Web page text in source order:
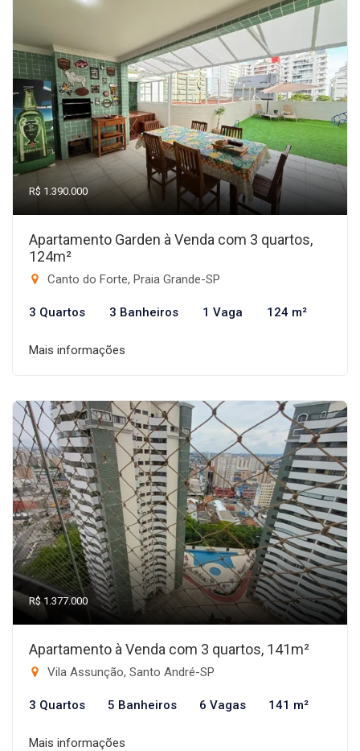
R$ 1.390.000
Apartamento Garden à Venda com 3 quartos,
124m²
Canto do Forte, Praia Grande-SP
3 Quartos 3 Banheiros 1 Vaga 124 m²
Mais informações
R$ 1.377.000
Apartamento à Venda com 3 quartos, 141m²
Vila Assunção, Santo André-SP
3 Quartos 5 Banheiros 6 Vagas 141 m²
Mais informações